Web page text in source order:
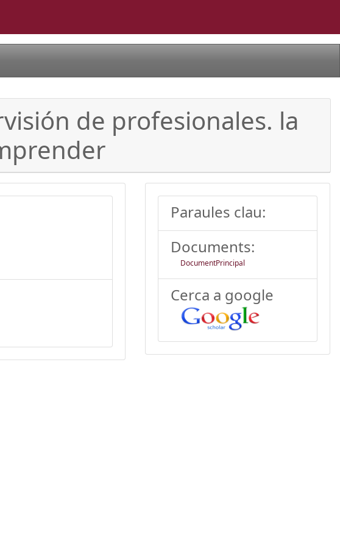
de profesionales. la
Paraules clau:
Documents:
DocumentPrincipal
Cerca a google